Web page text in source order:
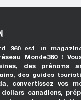
360 est un
Monde360 !
des prénoms
des guides
convertissez vos
canadiens,